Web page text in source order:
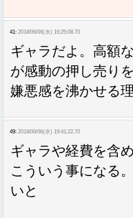
41: 2018/06/06(水) 19:25:08.70
ギャラだよ。高額
が感動の押し売り
嫌悪感を沸かせる理
49: 2018/06/06(水) 19:41:22.70
ギャラや経費を含
こういう事になる
いと